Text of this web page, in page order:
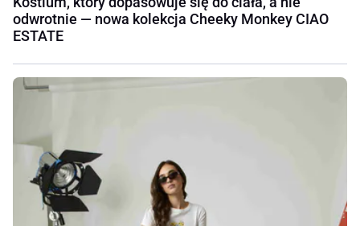
odwrotnie — nowa kolekcja Cheeky Monkey CIAO
ESTATE